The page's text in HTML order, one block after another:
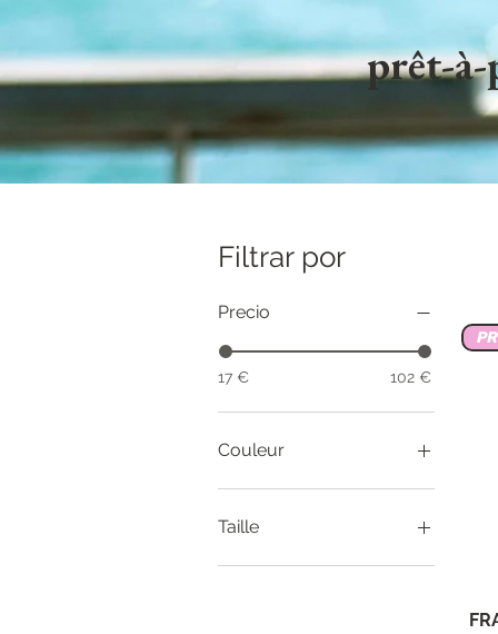
prêt-à-
Filtrar por
Precio
17 € 102 €
Couleur
Taille
36